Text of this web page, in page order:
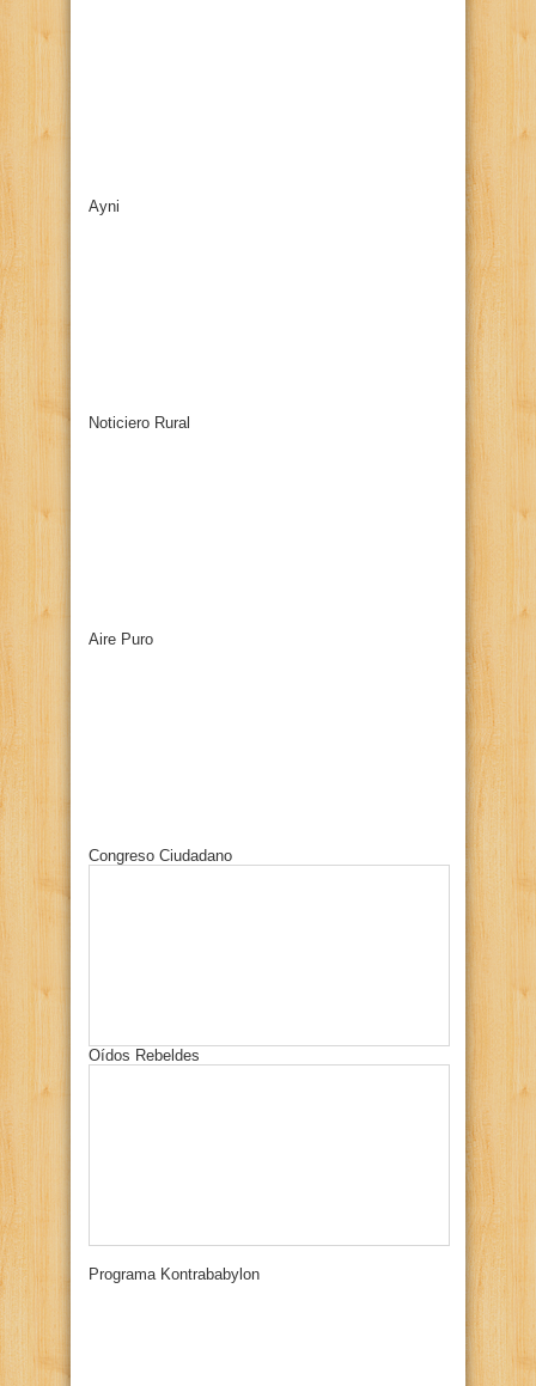
Ayni
Noticiero Rural
Aire Puro
Congreso Ciudadano
Oídos Rebeldes
Programa Kontrababylon